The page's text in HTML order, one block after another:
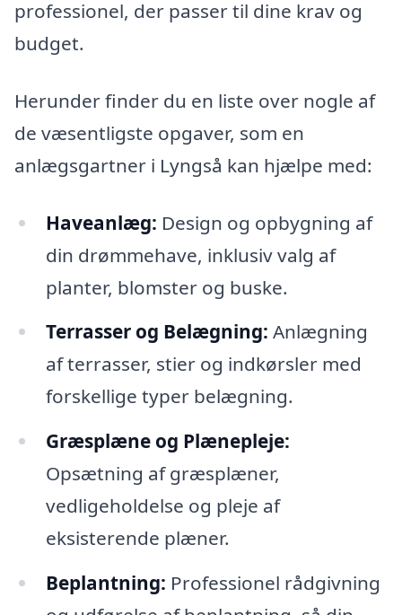
professionel, der passer til dine krav og
budget.
Herunder finder du en liste over nogle af
de væsentligste opgaver, som en
anlægsgartner i Lyngså kan hjælpe med:
Haveanlæg: Design og opbygning af
din drømmehave, inklusiv valg af
planter, blomster og buske.
Terrasser og Belægning: Anlægning
af terrasser, stier og indkørsler med
forskellige typer belægning.
Græsplæne og Plænepleje:
Opsætning af græsplæner,
vedligeholdelse og pleje af
eksisterende plæner.
Beplantning: Professionel rådgivning